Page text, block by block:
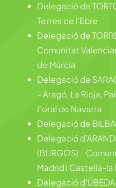
Delegació de
Terres de l’Ebre
Delegació de
Comunitat
de Múrcia
Delegació de
– Aragó, La Rioja,
Foral de Navarra
Delegació de
Delegació
(BURGOS) –
Madrid i Castella-la
Delegació